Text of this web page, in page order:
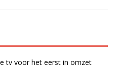
tv voor het eerst in omzet